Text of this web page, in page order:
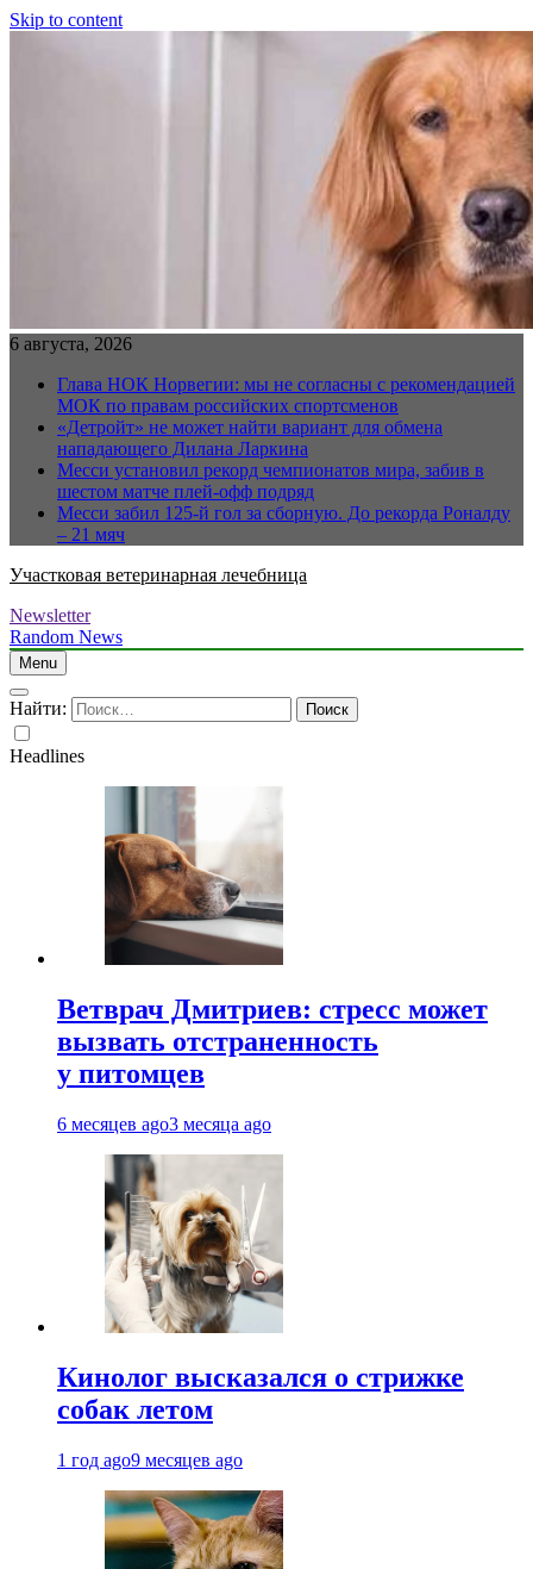
Skip to content
6 августа, 2026
Глава НОК Норвегии: мы не согласны с рекомендацией
МОК по правам российских спортсменов
«Детройт» не может найти вариант для обмена
нападающего Дилана Ларкина
Месси установил рекорд чемпионатов мира, забив в
шестом матче плей‑офф подряд
Месси забил 125-й гол за сборную. До рекорда Роналду
– 21 мяч
Участковая ветеринарная лечебница
Newsletter
Random News
Menu
Найти:
Headlines
Ветврач Дмитриев: стресс может
вызвать отстраненность
у питомцев
6 месяцев ago3 месяца ago
Кинолог высказался о стрижке
собак летом
1 год ago9 месяцев ago